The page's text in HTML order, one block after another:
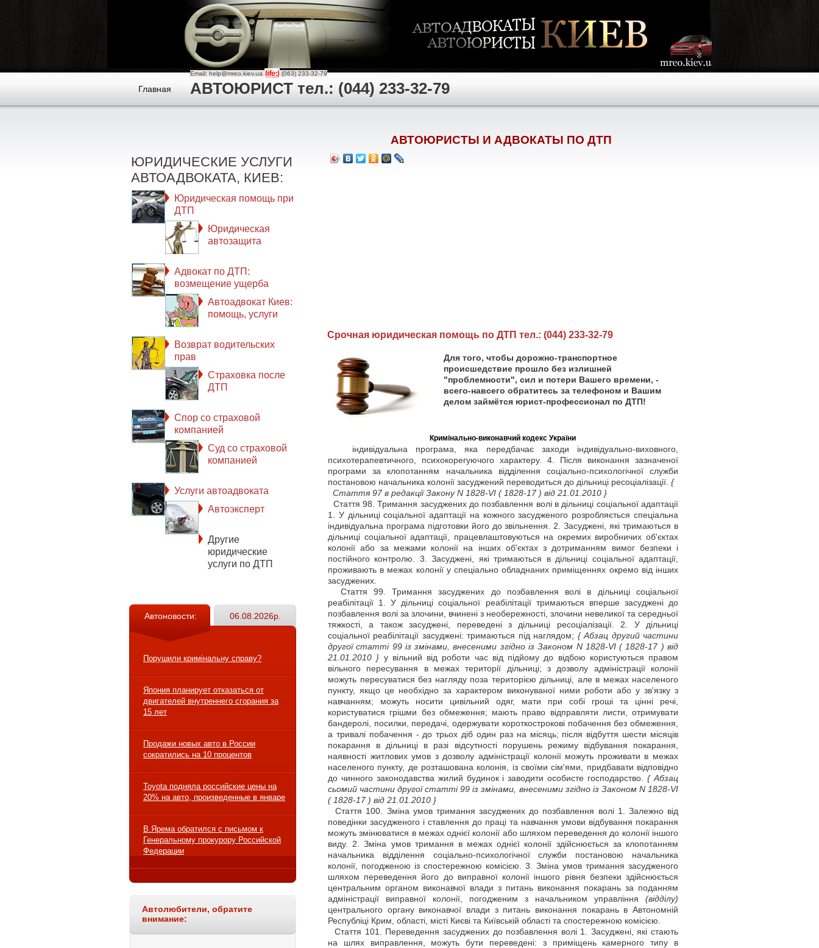
Главная
Email: help@mreo.kiev.ua (063) 233-32-79
АВТОЮРИСТ тел.: (044) 233-32-79
ЮРИДИЧЕСКИЕ УСЛУГИ
АВТОАДВОКАТА, КИЕВ:
Юридическая помощь при
ДТП
Юридическая
автозащита
Адвокат по ДТП:
возмещение ущерба
Автоадвокат Киев:
помощь, услуги
Возврат водительских
прав
Страховка после
ДТП
Спор со страховой
компанией
Суд со страховой
компанией
Услуги автоадвоката
Автоэксперт
Другие
юридические
услуги по ДТП
Автоновости: 06.08.2026р.
Порушили кримінальну справу?
Япония планирует отказаться от
двигателей внутреннего сгорания за
15 лет
Продажи новых авто в России
сократились на 10 процентов
Toyota подняла российские цены на
20% на авто, произведенные в январе
В.Ярема обратился с письмом к
Генеральному прокурору Российской
Федерации
Автолюбители, обратите
внимание:
АВТОЮРИСТЫ И АДВОКАТЫ ПО ДТП
Cрочная юридическая помощь по ДТП тел.: (044) 233-32-79
Для того, чтобы дорожно-транспортное
происшедствие прошло без излишней
"проблемности", сил и потери Вашего времени, -
всего-навсего обратитесь за телефоном и Вашим
делом займётся юрист-профессионал по ДТП!
Кримінально-виконавчий кодекс України
індивідуальна програма, яка передбачає заходи індивідуально-виховного,
психотерапевтичного, психокорегуючого характеру. 4. Після виконання зазначеної
програми за клопотанням начальника відділення соціально-психологічної служби
постановою начальника колонії засуджений переводиться до дільниці ресоціалізації. {
Стаття 97 в редакції Закону N 1828-VI ( 1828-17 ) від 21.01.2010 }
Стаття 98. Тримання засуджених до позбавлення волі в дільниці соціальної адаптації
1. У дільниці соціальної адаптації на кожного засудженого розробляється спеціальна
індивідуальна програма підготовки його до звільнення. 2. Засуджені, які тримаються в
дільниці соціальної адаптації, працевлаштовуються на окремих виробничих об'єктах
колонії або за межами колонії на інших об'єктах з дотриманням вимог безпеки і
постійного контролю. 3. Засуджені, які тримаються в дільниці соціальної адаптації,
проживають в межах колонії у спеціально обладнаних приміщеннях окремо від інших
засуджених.
Стаття 99. Тримання засуджених до позбавлення волі в дільниці соціальної
реабілітації 1. У дільниці соціальної реабілітації тримаються вперше засуджені до
позбавлення волі за злочини, вчинені з необережності, злочини невеликої та середньої
тяжкості, а також засуджені, переведені з дільниці ресоціалізації. 2. У дільниці
соціальної реабілітації засуджені: тримаються під наглядом; { Абзац другий частини
другої статті 99 із змінами, внесеними згідно із Законом N 1828-VI( 1828-17 ) від
21.01.2010 } у вільний від роботи час від підйому до відбою користуються правом
вільного пересування в межах території дільниці; з дозволу адміністрації колонії
можуть пересуватися без нагляду поза територією дільниці, але в межах населеного
пункту, якщо це необхідно за характером виконуваної ними роботи або у зв'язку з
навчанням; можуть носити цивільний одяг, мати при собі гроші та цінні речі,
користуватися грішми без обмеження; мають право відправляти листи, отримувати
бандеролі, посилки, передачі, одержувати короткострокові побачення без обмеження,
а тривалі побачення - до трьох діб один раз на місяць; після відбуття шести місяців
покарання в дільниці в разі відсутності порушень режиму відбування покарання,
наявності житлових умов з дозволу адміністрації колонії можуть проживати в межах
населеного пункту, де розташована колонія, із своїми сім'ями, придбавати відповідно
до чинного законодавства жилий будинок і заводити особисте господарство.{ Абзац
сьомий частини другої статті 99 із змінами, внесеними згідно із Законом N 1828-VI
( 1828-17 ) від 21.01.2010 }
Стаття 100. Зміна умов тримання засуджених до позбавлення волі 1. Залежно від
поведінки засудженого і ставлення до праці та навчання умови відбування покарання
можуть змінюватися в межах однієї колонії або шляхом переведення до колонії іншого
виду. 2. Зміна умов тримання в межах однієї колонії здійснюється за клопотанням
начальника відділення соціально-психологічної служби постановою начальника
колонії, погодженою із спостережною комісією. 3. Зміна умов тримання засудженого
шляхом переведення його до виправної колонії іншого рівня безпеки здійснюється
центральним органом виконавчої влади з питань виконання покарань за поданням
адміністрації виправної колонії, погодженим з начальником управління (відділу)
центрального органу виконавчої влади з питань виконання покарань в Автономній
Республіці Крим, області, місті Києві та Київській області та спостережною комісією.
Стаття 101. Переведення засуджених до позбавлення волі 1. Засуджені, які стають
на шлях виправлення, можуть бути переведені: з приміщень камерного типу в